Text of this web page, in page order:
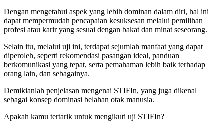
Dengan mengetahui aspek yang lebih dominan dalam diri, hal ini
dapat mempermudah pencapaian kesuksesan melalui pemilihan
profesi atau karir yang sesuai dengan bakat dan minat seseorang.
Selain itu, melalui uji ini, terdapat sejumlah manfaat yang dapat
diperoleh, seperti rekomendasi pasangan ideal, panduan
berkomunikasi yang tepat, serta pemahaman lebih baik terhadap
orang lain, dan sebagainya.
Demikianlah penjelasan mengenai STIFIn, yang juga dikenal
sebagai konsep dominasi belahan otak manusia.
Apakah kamu tertarik untuk mengikuti uji STIFIn?